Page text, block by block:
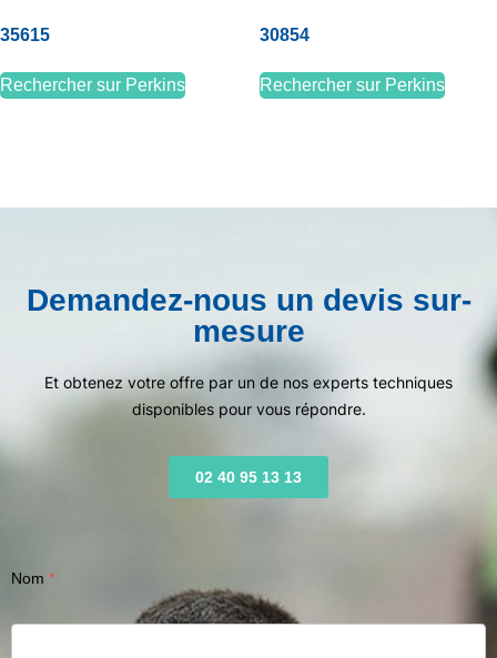
35615
Rechercher sur Perkins
30854
Rechercher sur Perkins
Demandez-nous un devis sur-
mesure
Et obtenez votre offre par un de nos experts techniques
disponibles pour vous répondre.
02 40 95 13 13
Nom